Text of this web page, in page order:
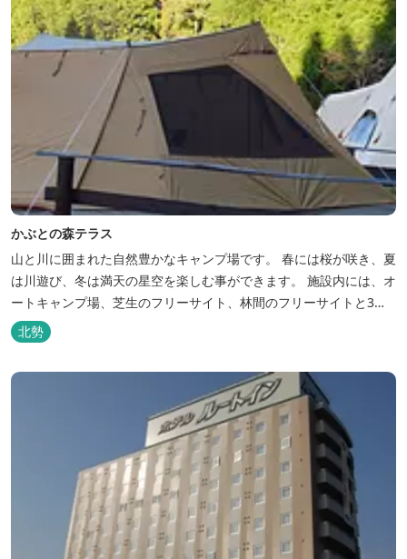
かぶとの森テラス
山と川に囲まれた自然豊かなキャンプ場です。 春には桜が咲き、夏
は川遊び、冬は満天の星空を楽しむ事ができます。 施設内には、オ
ートキャンプ場、芝生のフリーサイト、林間のフリーサイトと3種
類のキャンプ場があり、豊かな自然の中でのんびりとキャンプを楽
しむ事ができます。 テント泊が苦手な方や、小さなお子様連れの方
北勢